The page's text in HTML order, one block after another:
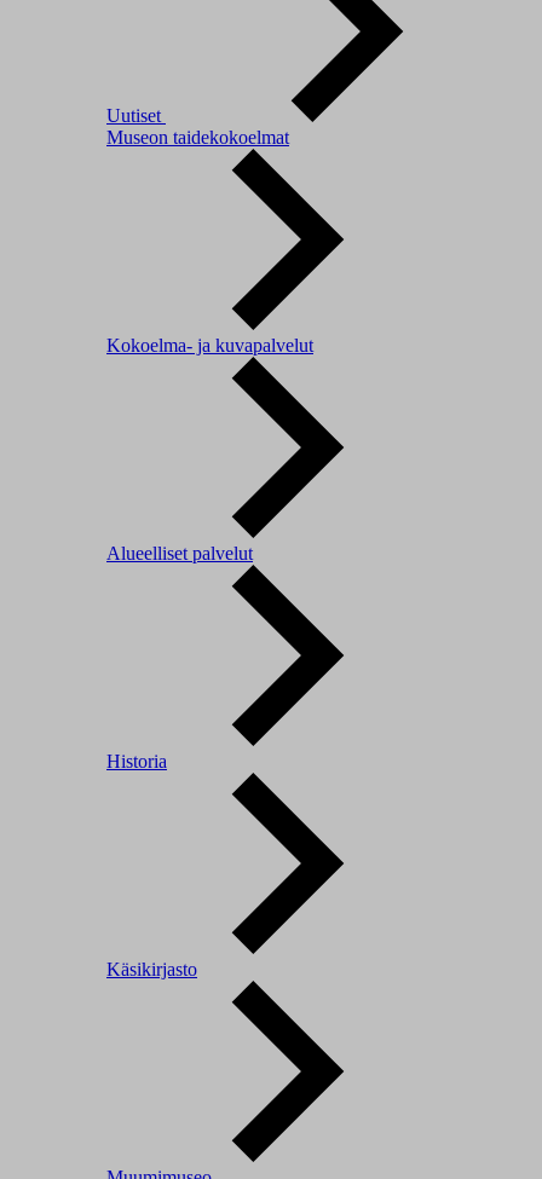
Uutiset
Museon taidekokoelmat
Kokoelma- ja kuvapalvelut
Alueelliset palvelut
Historia
Käsikirjasto